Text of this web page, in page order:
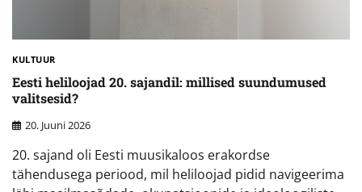
KULTUUR
Eesti heliloojad 20. sajandil: millised suundumused
valitsesid?
20. Juuni 2026
20. sajand oli Eesti muusikaloos erakordse
tähendusega periood, mil heliloojad pidid navigeerima